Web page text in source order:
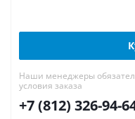
Наши менеджеры
условия заказа
+7 (812) 326-94-